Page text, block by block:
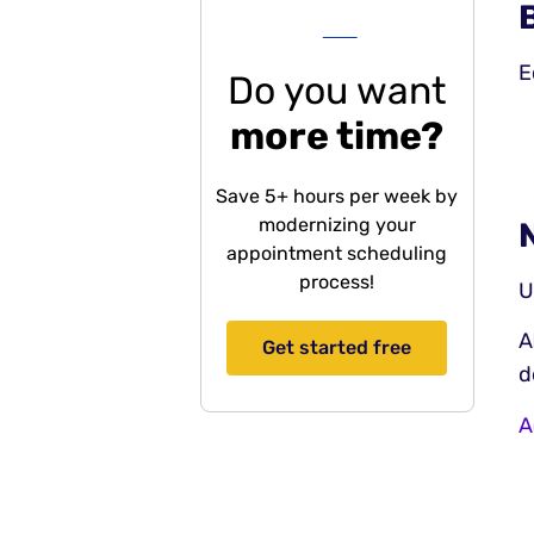
Do you want
more time?
Save 5+ hours per week by
modernizing your
appointment scheduling
process!
Get started free